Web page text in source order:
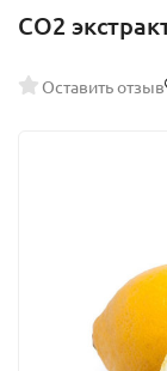
СО2
Оставить отзыв